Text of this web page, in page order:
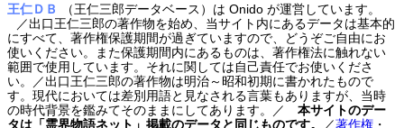
王仁ＤＢ
（王仁三郎データベース）は Onido が運営しています。
／出口王仁三郎の著作物を始め、当サイト内にあるデータは基本的
にすべて、著作権保護期間が過ぎていますので、どうぞご自由にお
使いください。また保護期間内にあるものは、著作権法に触れない
範囲で使用しています。それに関しては自己責任でお使いくださ
い。／出口王仁三郎の著作物は明治～昭和初期に書かれたもので
す。現代においては差別用語と見なされる言葉もありますが、当時
の時代背景を鑑みてそのままにしてあります。／ 本サイトのデー
タは「霊界物語ネット」掲載のデータと同じものです。
／著作権 ・